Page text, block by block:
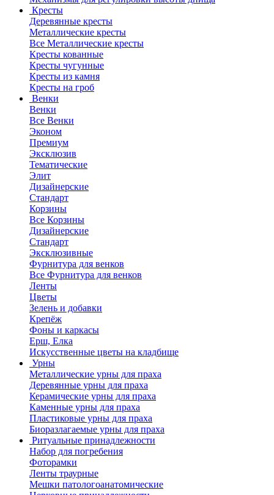
Кресты
Деревянные кресты
Металлические кресты
Все Металлические кресты
Кресты кованные
Кресты чугунные
Кресты из камня
Кресты на гроб
Венки
Венки
Все Венки
Эконом
Премиум
Эксклюзив
Тематические
Элит
Дизайнерские
Стандарт
Корзины
Все Корзины
Дизайнерские
Стандарт
Эксклюзивные
Фурнитура для венков
Все Фурнитура для венков
Ленты
Цветы
Зелень и добавки
Крепёж
Фоны и каркасы
Ерш, Елка
Искусственные цветы на кладбище
Урны
Металлические урны для праха
Деревянные урны для праха
Керамические урны для праха
Каменные урны для праха
Пластиковые урны для праха
Биоразлагаемые урны для праха
Ритуальные принадлежности
Набор для погребения
Фоторамки
Ленты траурные
Мешки патологоанатомические